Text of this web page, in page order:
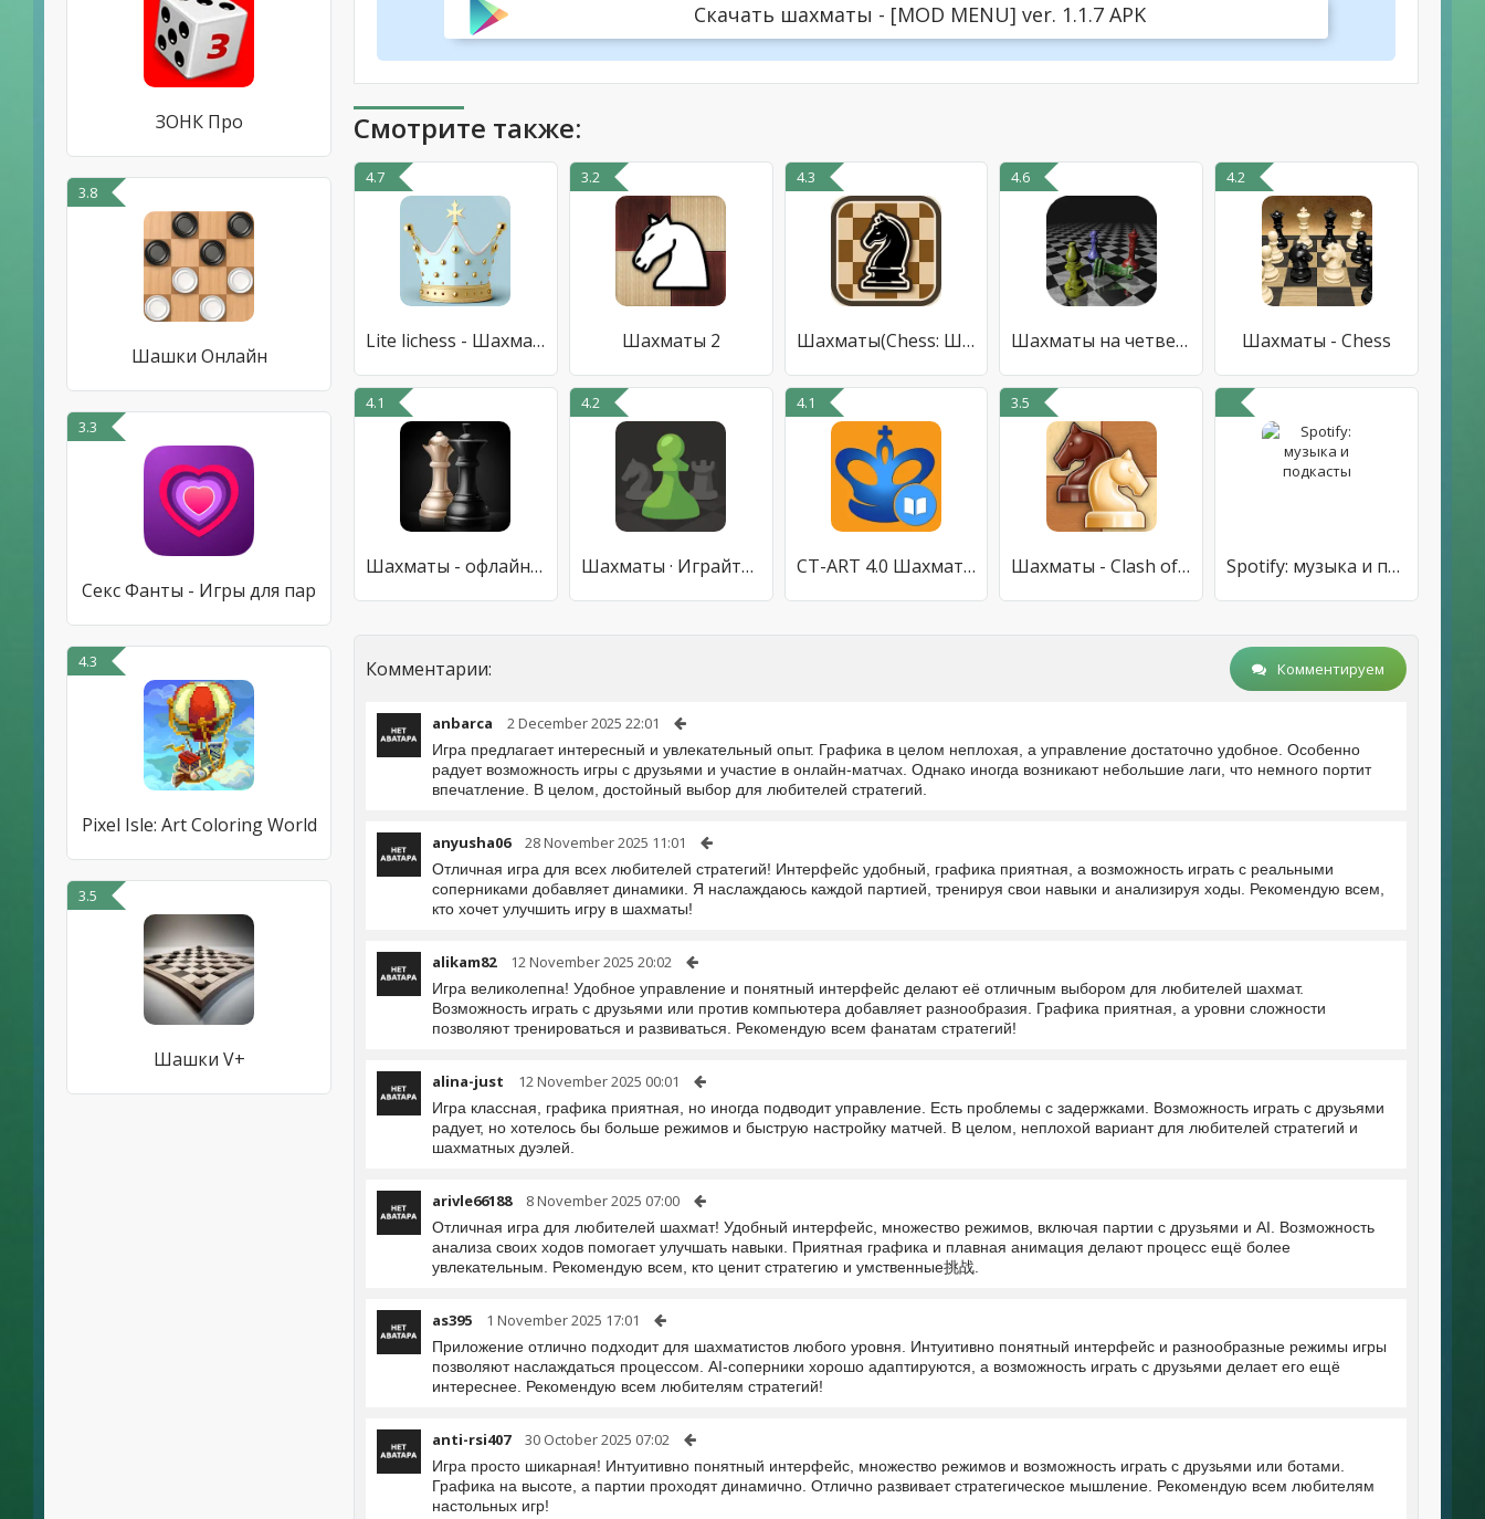
ЗОНК Про
3.8
Шашки Онлайн
3.3
Секс Фанты - Игры для пар
4.3
Pixel Isle: Art Coloring World
3.5
Шашки V+
Скачать шахматы - [MOD MENU] ver. 1.1.7 APK
Смотрите также:
4.7
Lite lichess - Шахматы онлайн
3.2
Шахматы 2
4.3
Шахматы(Chess: Шахматы онлайн
4.6
Шахматы на четверых
4.2
Шахматы - Chess
4.1
Шахматы - офлайн игра
4.2
Шахматы · Играйте и учитесь
4.1
CT-ART 4.0 Шахматы, комбинации
3.5
Шахматы - Clash of Kings Spotify: музыка и подкасты
Комментарии: Комментируем
anbarca 2 December 2025 22:01
Игра предлагает интересный и увлекательный опыт. Графика в целом неплохая, а управление достаточно удобное. Особенно
радует возможность игры с друзьями и участие в онлайн-матчах. Однако иногда возникают небольшие лаги, что немного портит
впечатление. В целом, достойный выбор для любителей стратегий.
anyusha06 28 November 2025 11:01
Отличная игра для всех любителей стратегий! Интерфейс удобный, графика приятная, а возможность играть с реальными
соперниками добавляет динамики. Я наслаждаюсь каждой партией, тренируя свои навыки и анализируя ходы. Рекомендую всем,
кто хочет улучшить игру в шахматы!
alikam82 12 November 2025 20:02
Игра великолепна! Удобное управление и понятный интерфейс делают её отличным выбором для любителей шахмат.
Возможность играть с друзьями или против компьютера добавляет разнообразия. Графика приятная, а уровни сложности
позволяют тренироваться и развиваться. Рекомендую всем фанатам стратегий!
alina-just 12 November 2025 00:01
Игра классная, графика приятная, но иногда подводит управление. Есть проблемы с задержками. Возможность играть с друзьями
радует, но хотелось бы больше режимов и быструю настройку матчей. В целом, неплохой вариант для любителей стратегий и
шахматных дуэлей.
arivle66188 8 November 2025 07:00
Отличная игра для любителей шахмат! Удобный интерфейс, множество режимов, включая партии с друзьями и AI. Возможность
анализа своих ходов помогает улучшать навыки. Приятная графика и плавная анимация делают процесс ещё более
увлекательным. Рекомендую всем, кто ценит стратегию и умственные挑战.
as395 1 November 2025 17:01
Приложение отлично подходит для шахматистов любого уровня. Интуитивно понятный интерфейс и разнообразные режимы игры
позволяют наслаждаться процессом. AI-соперники хорошо адаптируются, а возможность играть с друзьями делает его ещё
интереснее. Рекомендую всем любителям стратегий!
anti-rsi407 30 October 2025 07:02
Игра просто шикарная! Интуитивно понятный интерфейс, множество режимов и возможность играть с друзьями или ботами.
Графика на высоте, а партии проходят динамично. Отлично развивает стратегическое мышление. Рекомендую всем любителям
настольных игр!